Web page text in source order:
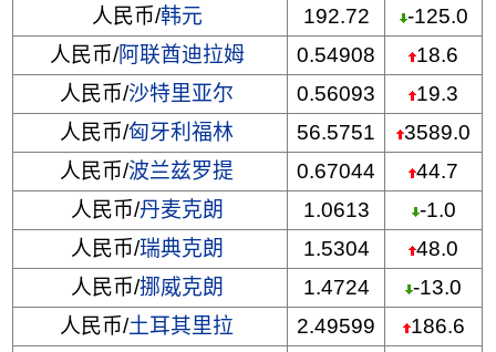
人民币/韩元 192.72
-125.0
人民币/阿联酋迪拉姆 0.54908
18.6
人民币/沙特里亚尔 0.56093
19.3
人民币/匈牙利福林 56.5751
3589.0
人民币/波兰兹罗提 0.67044
44.7
人民币/丹麦克朗 1.0613
-1.0
人民币/瑞典克朗 1.5304
48.0
人民币/挪威克朗 1.4724
-13.0
人民币/土耳其里拉 2.49599
186.6